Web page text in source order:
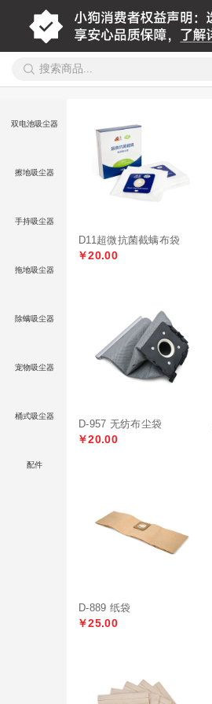
双电池吸尘器
擦地吸尘器
手持吸尘器
拖地吸尘器
除螨吸尘器
宠物吸尘器
桶式吸尘器
配件
D11超微抗菌截螨布袋
￥20.00
D-957 无纺布尘袋
￥20.00
D-889 纸袋
￥25.00